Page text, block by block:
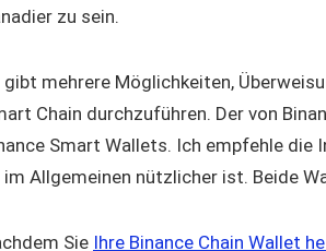
zu sein.
gibt mehrere Möglichkeiten,
Chain durchzuführen. Der von
Smart Wallets. Ich empfehle
im Allgemeinen nützlicher ist. Beide
Sie Ihre Binance Chain Wallet